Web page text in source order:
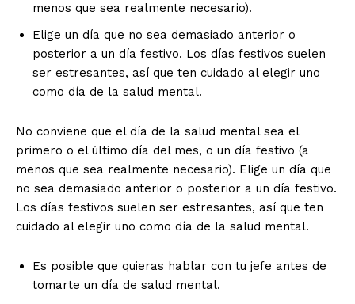
menos que sea realmente necesario).
Elige un día que no sea demasiado anterior o
posterior a un día festivo. Los días festivos suelen
ser estresantes, así que ten cuidado al elegir uno
como día de la salud mental.
No conviene que el día de la salud mental sea el
primero o el último día del mes, o un día festivo (a
menos que sea realmente necesario). Elige un día que
no sea demasiado anterior o posterior a un día festivo.
Los días festivos suelen ser estresantes, así que ten
cuidado al elegir uno como día de la salud mental.
Es posible que quieras hablar con tu jefe antes de
tomarte un día de salud mental.